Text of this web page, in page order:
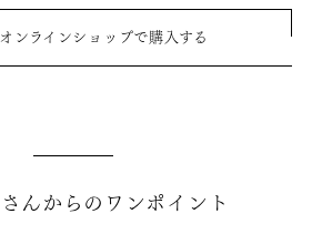
ンラインショップで購入する
んからのワンポイント